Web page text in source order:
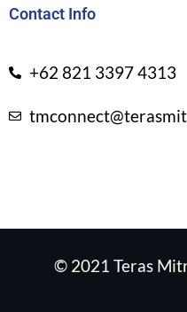
Contact Info
+62 821 3397 4313
© 2021 Teras